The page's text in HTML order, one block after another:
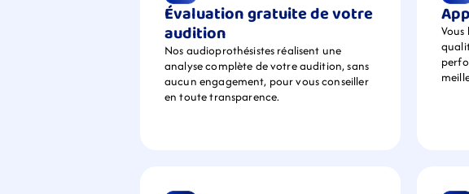
Évaluation gratuite de votre
audition
Nos audioprothésistes réalisent une
analyse complète de votre audition, sans
aucun engagement, pour vous conseiller
en toute transparence.